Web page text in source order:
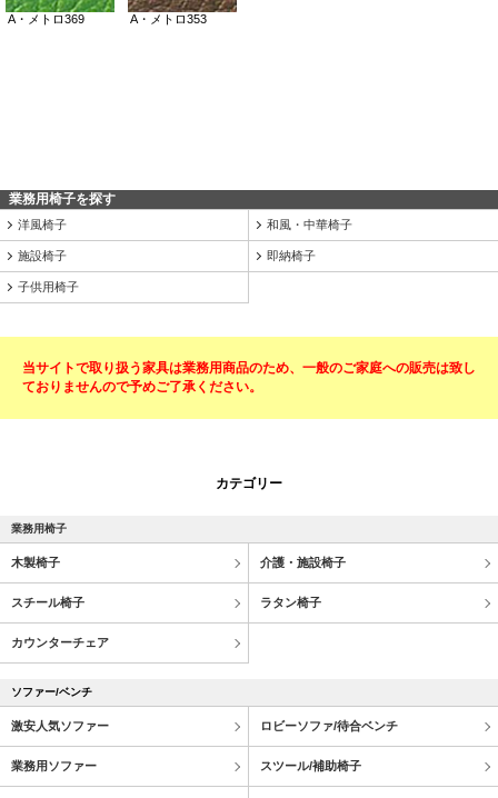
業務用椅子を探す
洋風椅子 和風・中華椅子
施設椅子 即納椅子
子供用椅子
当サイトで取り扱う家具は業務用商品のため、一般のご家庭への販売は致し
ておりませんので予めご了承ください。
カテゴリー
業務用椅子
木製椅子 介護・施設椅子
スチール椅子 ラタン椅子
カウンターチェア
ソファー/ベンチ
激安人気ソファー ロビーソファ/待合ベンチ
業務用ソファー スツール/補助椅子